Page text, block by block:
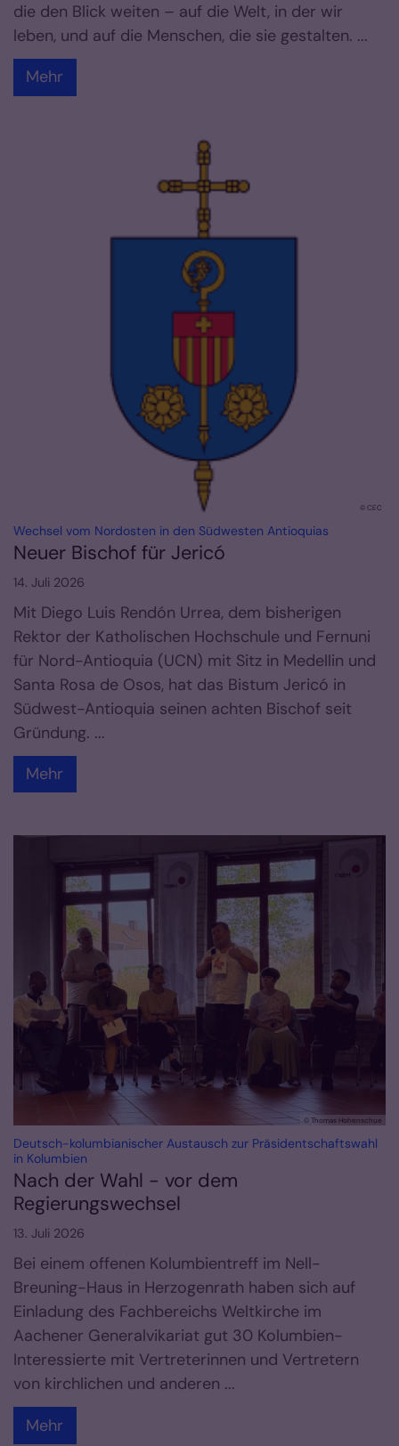
die den Blick weiten – auf die Welt, in der wir
leben, und auf die Menschen, die sie gestalten. ...
Mehr
© CEC
Wechsel vom Nordosten in den Südwesten Antioquias
Neuer Bischof für Jericó
14. Juli 2026
Mit Diego Luis Rendón Urrea, dem bisherigen
Rektor der Katholischen Hochschule und Fernuni
für Nord-Antioquia (UCN) mit Sitz in Medellin und
Santa Rosa de Osos, hat das Bistum Jericó in
Südwest-Antioquia seinen achten Bischof seit
Gründung. ...
Mehr
© Thomas Hohenschue
Deutsch-kolumbianischer Austausch zur Präsidentschaftswahl
in Kolumbien
Nach der Wahl - vor dem
Regierungswechsel
13. Juli 2026
Bei einem offenen Kolumbientreff im Nell-
Breuning-Haus in Herzogenrath haben sich auf
Einladung des Fachbereichs Weltkirche im
Aachener Generalvikariat gut 30 Kolumbien-
Interessierte mit Vertreterinnen und Vertretern
von kirchlichen und anderen ...
Mehr